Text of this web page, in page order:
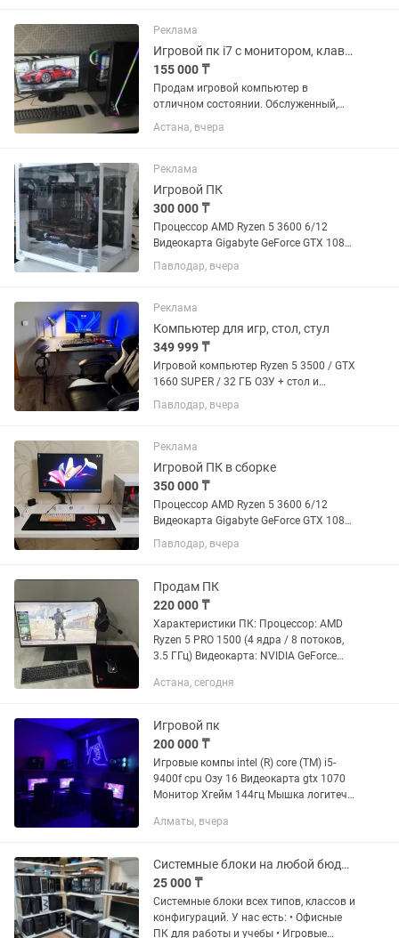
Реклама
Игровой пк i7 с монитором, клавиатурой и мышью
155 000 ₸
Продам игровой компьютер в
отличном состоянии. Обслуженный,
тихий, все отлично работает. Хороший
корпус с RGB подсветкой и прозрачной
стекла. Есть кнопка изменения...
Астана, вчера
Реклама
Игровой ПК
300 000 ₸
Процессор AMD Ryzen 5 3600 6/12
Видеокарта Gigabyte GeForce GTX 1080
Ti AORUS 11gb Материнка MSI B550M
PRO-VDH WIFI Оперативная память
SSD накопитель 512 GB...
Павлодар, вчера
Реклама
Компьютер для игр, стол, стул
349 999 ₸
Игровой компьютер Ryzen 5 3500 / GTX
1660 SUPER / 32 ГБ ОЗУ + стол и
игровое кресло В ПОДАРОК! Цена: 350
000 тг (торг уместен) Продается
состоянии. Полностью...
Павлодар, вчера
Реклама
Игровой ПК в сборке
350 000 ₸
Процессор AMD Ryzen 5 3600 6/12
Видеокарта Gigabyte GeForce GTX 1080
Ti AORUS 11gb Материнка MSI B550M
PRO-VDH WIFI Оперативная память
SSD накопитель 512 GB...
Павлодар, вчера
Продам ПК
220 000 ₸
Характеристики ПК: Процессор: AMD
Ryzen 5 PRO 1500 (4 ядра / 8 потоков,
3.5 ГГц) Видеокарта: NVIDIA GeForce
Gigabyte A520M DS3H V2 Оперативная
Астана, сегодня
Игровой пк
200 000 ₸
Игровые компы intel (R) core (TM) i5-
9400f cpu Озу 16 Видеокарта gtx 1070
Монитор Хгейм 144гц Мышка логитеч
комплект 200 тыс Есть еще 5-
Алматы, вчера
Системные блоки на любой бюджет и задачу новые и б/у, огромный выбор
25 000 ₸
Системные блоки всех типов, классов и
конфигураций. У нас есть: • Офисные
ПК для работы и учебы • Игровые